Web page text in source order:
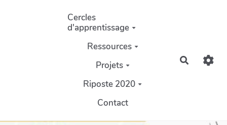
Aller au contenu principal
Cercles
d'apprentissage
Ressources
Projets
Riposte 2020
Contact